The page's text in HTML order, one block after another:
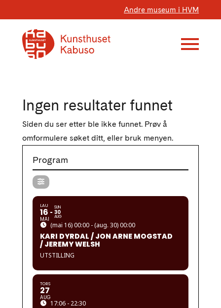
Andre museum i HVM
Ingen resultater funnet
Siden du ser etter ble ikke funnet. Prøv å
omformulere søket ditt, eller bruk menyen.
Program
LAU
16
MAI
SUN
30
AUG
(mai 16) 00:00 - (aug. 30) 00:00
KARI DYRDAL / JON ARNE MOGSTAD
/ JEREMY WELSH
UTSTILLING
TORS
27
AUG
17:06 - 22:30